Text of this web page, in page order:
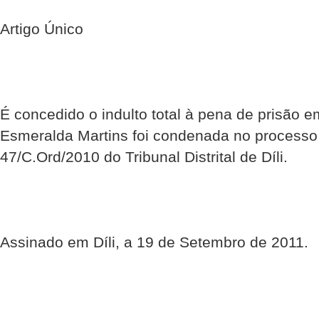
Artigo Único
É concedido o indulto total à pena de prisão
Esmeralda Martins foi condenada no
47/C.Ord/2010 do Tribunal Distrital de Díli.
Assinado em Díli, a 19 de Setembro de 2011.